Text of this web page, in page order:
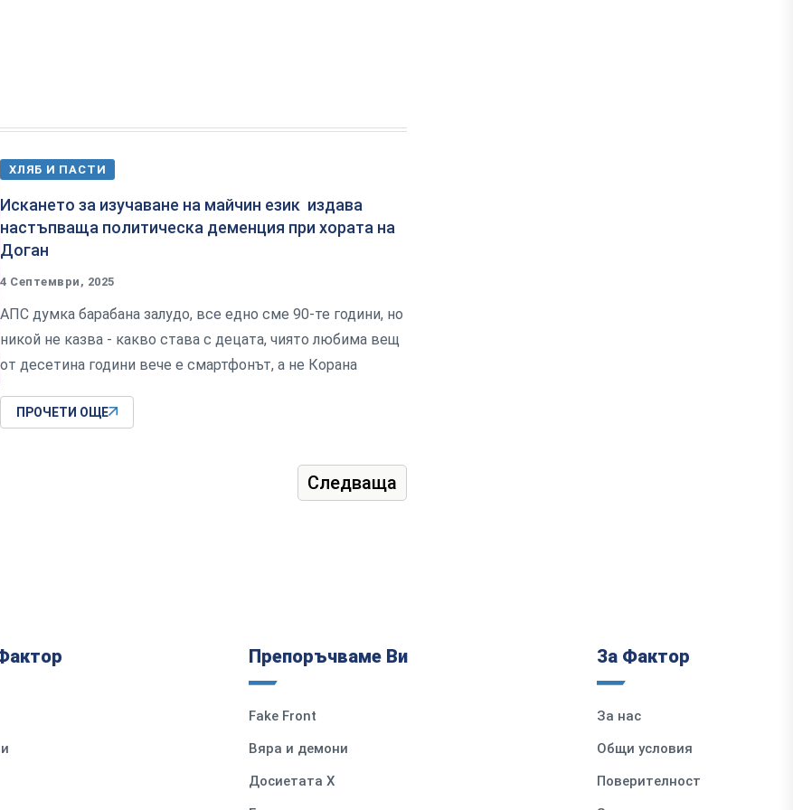
ХЛЯБ И ПАСТИ
Искането за изучаване на майчин език издава
настъпваща политическа деменция при хората на
Доган
4 Септември, 2025
АПС думка барабана залудо, все едно сме 90-те години, но
никой не казва - какво става с децата, чиято любима вещ
от десетина години вече е смартфонът, а не Корана
ПРОЧЕТИ ОЩЕ
Следваща
Препоръчваме Ви
Fake Front
Вяра и демони
Досиетата Х
За Фактор
За нас
Общи условия
Поверителност